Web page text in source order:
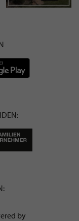
by